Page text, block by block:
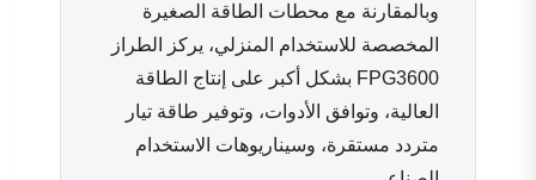
وبالمقارنة مع محطات الطاقة الصغيرة
المخصصة للاستخدام المنزلي، يركز الطراز
FPG3600 بشكل أكبر على إنتاج الطاقة
العالية، وتوافق الأدوات، وتوفير طاقة تيار
متردد مستقرة، وسيناريوهات الاستخدام